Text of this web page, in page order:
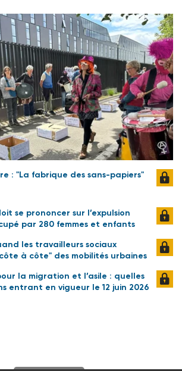
: "La fabrique des sans-papiers"
se prononcer sur l’expulsion
par 280 femmes et enfants
les travailleurs sociaux
à côte" des mobilités urbaines
la migration et l’asile : quelles
entrant en vigueur le 12 juin 2026